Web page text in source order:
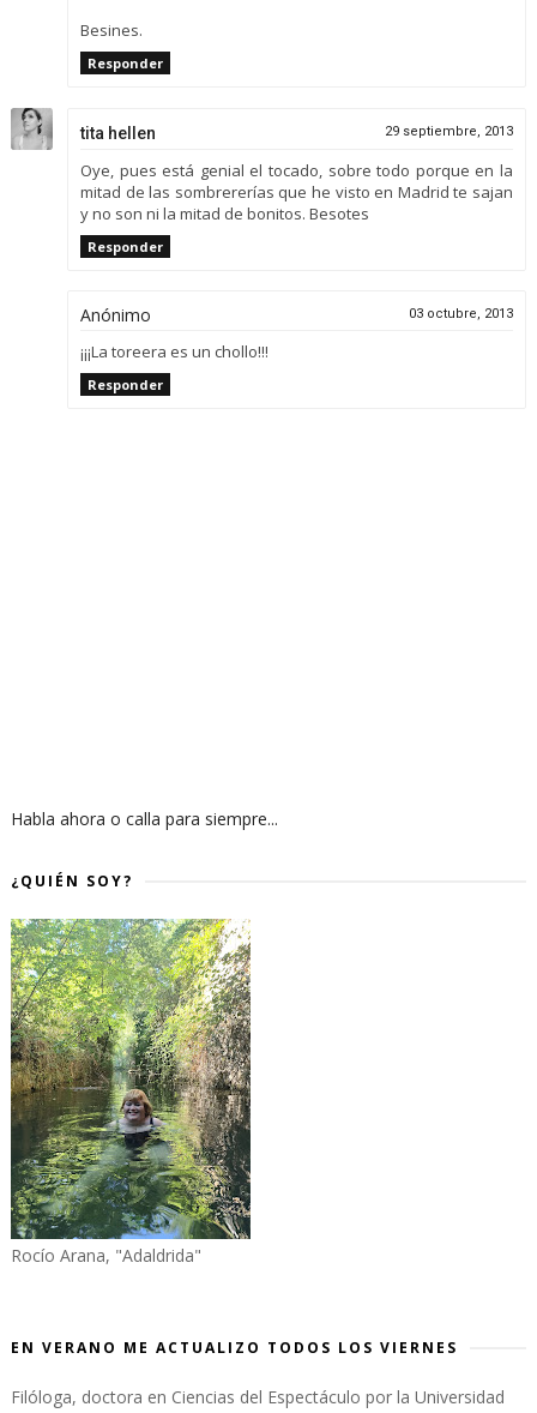
Besines.
Responder
tita hellen 29 septiembre, 2013
Oye, pues está genial el tocado, sobre todo porque en la
mitad de las sombrererías que he visto en Madrid te sajan
y no son ni la mitad de bonitos. Besotes
Responder
Anónimo 03 octubre, 2013
¡¡¡La toreera es un chollo!!!
Responder
Habla ahora o calla para siempre...
¿QUIÉN SOY?
Rocío Arana, "Adaldrida"
EN VERANO ME ACTUALIZO TODOS LOS VIERNES
Filóloga, doctora en Ciencias del Espectáculo por la Universidad